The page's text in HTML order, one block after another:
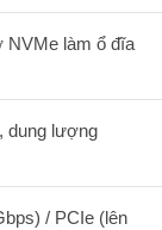
NVMe làm ổ đĩa
dung lượng
/ PCIe (lên